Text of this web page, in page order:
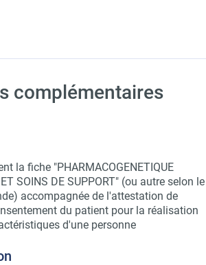
complémentaires
la fiche "PHARMACOGENETIQUE
SOINS DE SUPPORT" (ou autre selon le
accompagnée de l'attestation de
du patient pour la réalisation
d'une personne